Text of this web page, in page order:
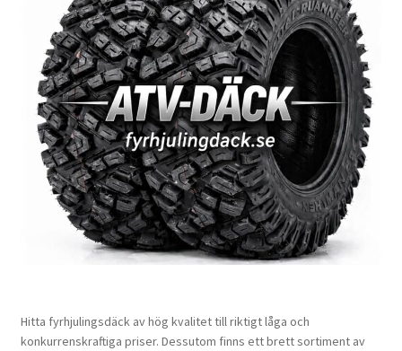
Hitta fyrhjulingsdäck av hög kvalitet till riktigt låga och
konkurrenskraftiga priser. Dessutom finns ett brett sortiment av